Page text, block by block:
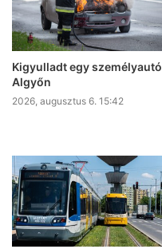
Kigyulladt egy személyautó
Algyőn
2026, augusztus 6. 15:42